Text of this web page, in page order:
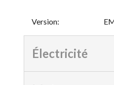
Version:
Électricité